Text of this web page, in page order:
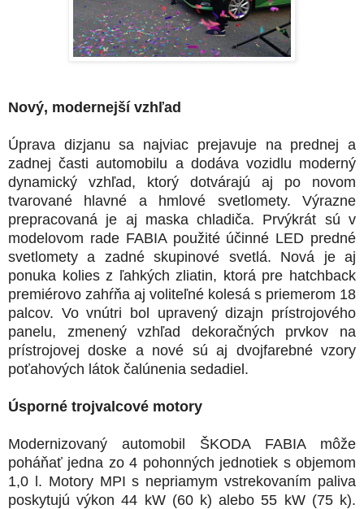
Nový, modernejší vzhľad
Úprava dizjanu sa najviac prejavuje na prednej a
zadnej časti automobilu a dodáva vozidlu moderný
dynamický vzhľad, ktorý dotvárajú aj po novom
tvarované hlavné a hmlové svetlomety. Výrazne
prepracovaná je aj maska chladiča. Prvýkrát sú v
modelovom rade FABIA použité účinné LED predné
svetlomety a zadné skupinové svetlá. Nová je aj
ponuka kolies z ľahkých zliatin, ktorá pre hatchback
premiérovo zahŕňa aj voliteľné kolesá s priemerom 18
palcov. Vo vnútri bol upravený dizajn prístrojového
panelu, zmenený vzhľad dekoračných prvkov na
prístrojovej doske a nové sú aj dvojfarebné vzory
poťahových látok čalúnenia sedadiel.
Úsporné trojvalcové motory
Modernizovaný automobil ŠKODA FABIA môže
poháňať jedna zo 4 pohonných jednotiek s objemom
1,0 l. Motory MPI s nepriamym vstrekovaním paliva
poskytujú výkon 44 kW (60 k) alebo 55 kW (75 k).